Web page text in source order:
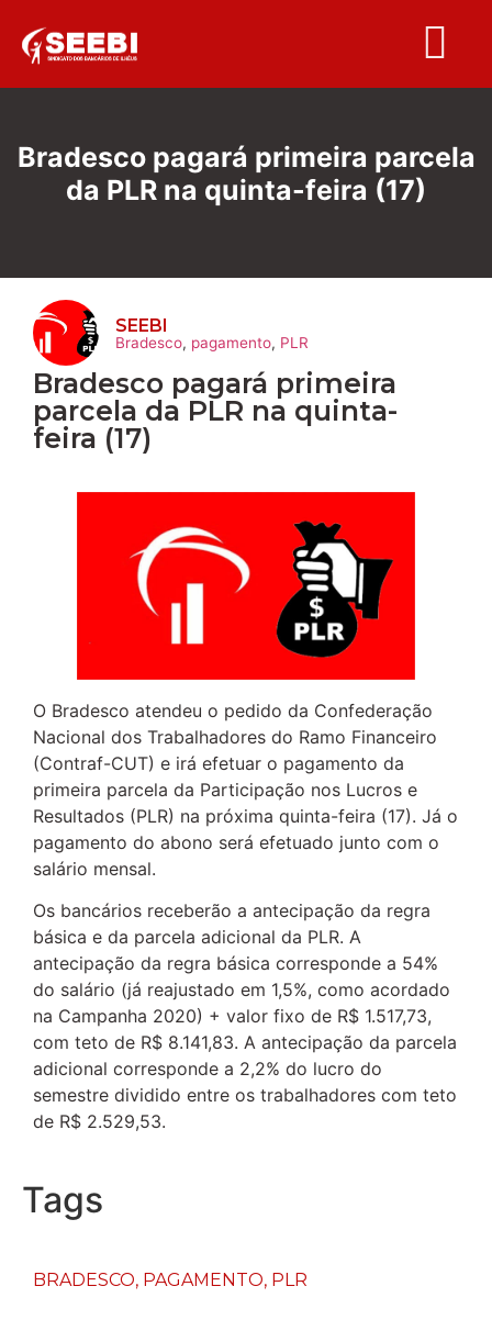
Bradesco pagará primeira parcela
da PLR na quinta-feira (17)
SEEBI
Bradesco, pagamento, PLR
Bradesco pagará primeira
parcela da PLR na quinta-
feira (17)
O Bradesco atendeu o pedido da Confederação
Nacional dos Trabalhadores do Ramo Financeiro
(Contraf-CUT) e irá efetuar o pagamento da
primeira parcela da Participação nos Lucros e
Resultados (PLR) na próxima quinta-feira (17). Já o
pagamento do abono será efetuado junto com o
salário mensal.
Os bancários receberão a antecipação da regra
básica e da parcela adicional da PLR. A
antecipação da regra básica corresponde a 54%
do salário (já reajustado em 1,5%, como acordado
na Campanha 2020) + valor fixo de R$ 1.517,73,
com teto de R$ 8.141,83. A antecipação da parcela
adicional corresponde a 2,2% do lucro do
semestre dividido entre os trabalhadores com teto
de R$ 2.529,53.
Tags
BRADESCO, PAGAMENTO, PLR